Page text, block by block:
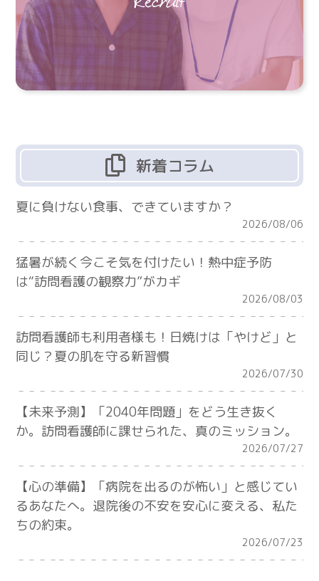
新着コラム
夏に負けない食事、できていますか？
2026/08/06
猛暑が続く今こそ気を付けたい！熱中症予防
は“訪問看護の観察力”がカギ
2026/08/03
訪問看護師も利用者様も！日焼けは「やけど」と
同じ？夏の肌を守る新習慣
2026/07/30
【未来予測】「2040年問題」をどう生き抜く
か。訪問看護師に課せられた、真のミッション。
2026/07/27
【心の準備】「病院を出るのが怖い」と感じてい
るあなたへ。退院後の不安を安心に変える、私た
ちの約束。
2026/07/23